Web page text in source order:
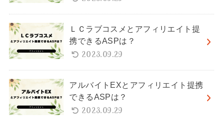
ＬＣラブコスメとアフィリエイト提
携できるASPは？
2023.09.29
アルバイトEXとアフィリエイト提携
できるASPは？
2023.09.29